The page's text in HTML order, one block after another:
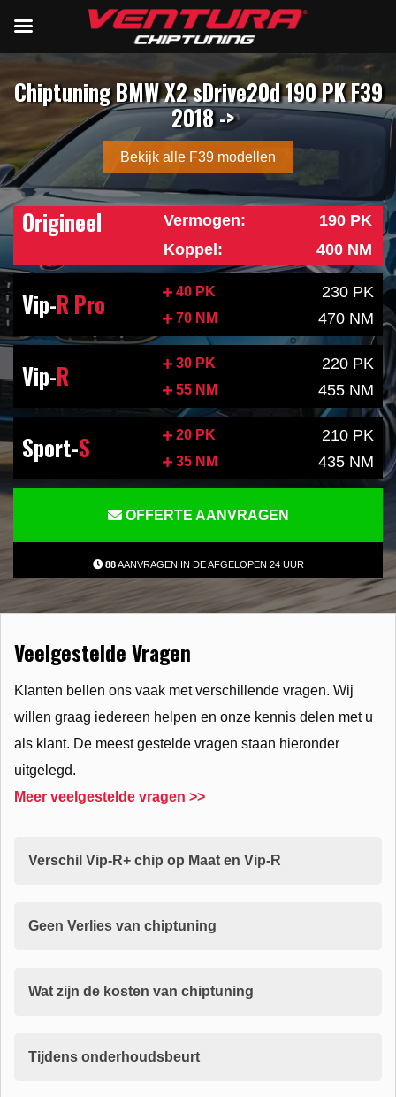
Chiptuning BMW X2 sDrive20d 190 PK F39
2018 ->
Bekijk alle F39 modellen
Origineel Vermogen:
190 PK
Koppel:
400 NM
Vip-R Pro 40 PK 230 PK
70 NM 470 NM
Vip-R 30 PK 220 PK
55 NM 455 NM
Sport-S 20 PK 210 PK
35 NM 435 NM
OFFERTE AANVRAGEN
88AANVRAGEN IN DE AFGELOPEN 24 UUR
Veelgestelde Vragen
Klanten bellen ons vaak met verschillende vragen. Wij
willen graag iedereen helpen en onze kennis delen met u
als klant. De meest gestelde vragen staan hieronder
uitgelegd.
Meer veelgestelde vragen >>
Verschil Vip-R+ chip op Maat en Vip-R
Geen Verlies van chiptuning
Wat zijn de kosten van chiptuning
Tijdens onderhoudsbeurt